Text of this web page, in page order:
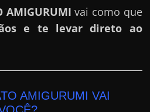
AMIGURUMI vai como que
e te levar direto ao
AMIGURUMI VAI